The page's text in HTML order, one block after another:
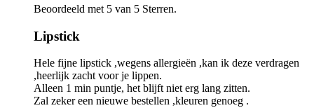
Beoordeeld met 5 van 5 Sterren.
Lipstick
Hele fijne lipstick ,wegens allergieën ,kan ik deze verdragen
,heerlijk zacht voor je lippen.
Alleen 1 min puntje, het blijft niet erg lang zitten.
Zal zeker een nieuwe bestellen ,kleuren genoeg .